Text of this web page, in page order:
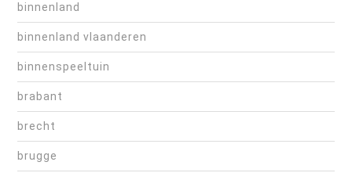
binnenland
binnenland vlaanderen
binnenspeeltuin
brabant
brecht
brugge